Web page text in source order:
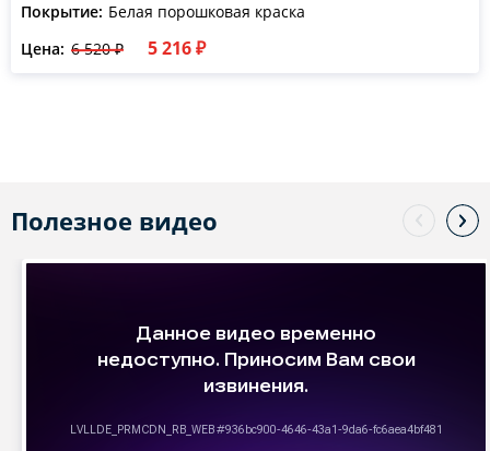
Покрытие: Белая порошковая краска
Цена: 6 520 ₽ 5 216 ₽
Полезное видео